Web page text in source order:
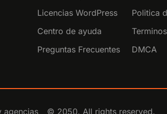
Licencias WordPress
Centro de ayuda
Preguntas Frecuentes
Politica
DMCA
agencias © 2050. All rights reserved.